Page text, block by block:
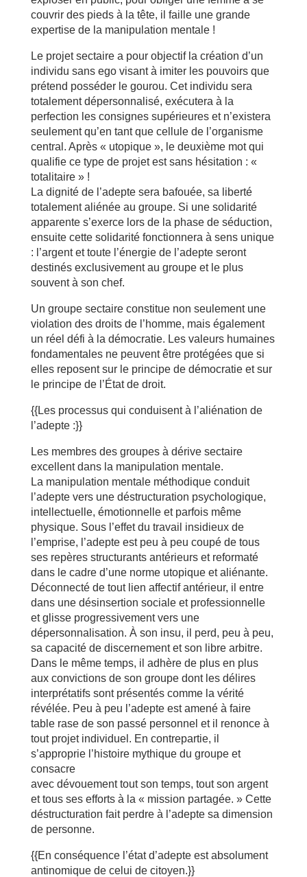
couvrir des pieds à la tête, il faille une grande
expertise de la manipulation mentale !
Le projet sectaire a pour objectif la création d’un
individu sans ego visant à imiter les pouvoirs que
prétend posséder le gourou. Cet individu sera
totalement dépersonnalisé, exécutera à la
perfection les consignes supérieures et n’existera
seulement qu’en tant que cellule de l’organisme
central. Après « utopique », le deuxième mot qui
qualifie ce type de projet est sans hésitation : «
totalitaire » !
La dignité de l’adepte sera bafouée, sa liberté
totalement aliénée au groupe. Si une solidarité
apparente s’exerce lors de la phase de séduction,
ensuite cette solidarité fonctionnera à sens unique
: l’argent et toute l’énergie de l’adepte seront
destinés exclusivement au groupe et le plus
souvent à son chef.
Un groupe sectaire constitue non seulement une
violation des droits de l’homme, mais également
un réel défi à la démocratie. Les valeurs humaines
fondamentales ne peuvent être protégées que si
elles reposent sur le principe de démocratie et sur
le principe de l’État de droit.
{{Les processus qui conduisent à l’aliénation de
l’adepte :}}
Les membres des groupes à dérive sectaire
excellent dans la manipulation mentale.
La manipulation mentale méthodique conduit
l’adepte vers une déstructuration psychologique,
intellectuelle, émotionnelle et parfois même
physique. Sous l’effet du travail insidieux de
l’emprise, l’adepte est peu à peu coupé de tous
ses repères structurants antérieurs et reformaté
dans le cadre d’une norme utopique et aliénante.
Déconnecté de tout lien affectif antérieur, il entre
dans une désinsertion sociale et professionnelle
et glisse progressivement vers une
dépersonnalisation. À son insu, il perd, peu à peu,
sa capacité de discernement et son libre arbitre.
Dans le même temps, il adhère de plus en plus
aux convictions de son groupe dont les délires
interprétatifs sont présentés comme la vérité
révélée. Peu à peu l’adepte est amené à faire
table rase de son passé personnel et il renonce à
tout projet individuel. En contrepartie, il
s’approprie l’histoire mythique du groupe et
consacre
avec dévouement tout son temps, tout son argent
et tous ses efforts à la « mission partagée. » Cette
déstructuration fait perdre à l’adepte sa dimension
de personne.
{{En conséquence l’état d’adepte est absolument
antinomique de celui de citoyen.}}